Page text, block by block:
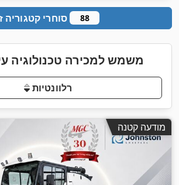
סוחרי קטגוריה זו 88
משמש למכירה טכנולוגיה
רלוונטיות
מודעה קטנה